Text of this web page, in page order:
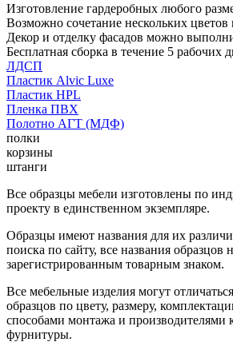
Изготовление гардеробных любого
Возможно сочетание нескольких цветов
Декор и отделку фасадов можно
Бесплатная сборка в течение 5 рабочих
ЛДСП
Пластик Alvic Luxe
Пластик HPL
Пленка ПВХ
Полотно АГТ (МДФ)
полки
корзины
штанги
Все образцы мебели изготовлены по
проекту в единственном экземпляре.
Образцы имеют названия для их
поиска по сайту, все названия образцов
зарегистрированным товарным знаком.
Все мебельные изделия могут
образцов по цвету, размеру,
способами монтажа и
фурнитуры.